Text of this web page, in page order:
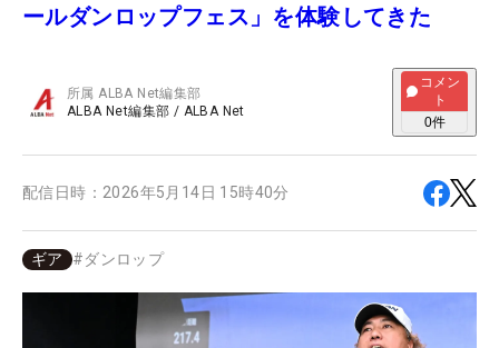
ールダンロップフェス」を体験してきた
所属ALBA Net編集部
ALBA Net編集部 / ALBA Net
コメン
ト
0件
配信日時： 2026年5月14日 15時40分
ギア #ダンロップ